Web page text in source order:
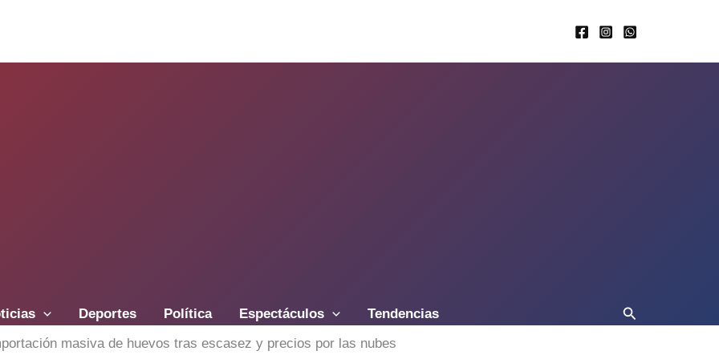
Deportes Política Espectáculos Tendencias Buscar
masiva de huevos tras escasez y precios por las nubes